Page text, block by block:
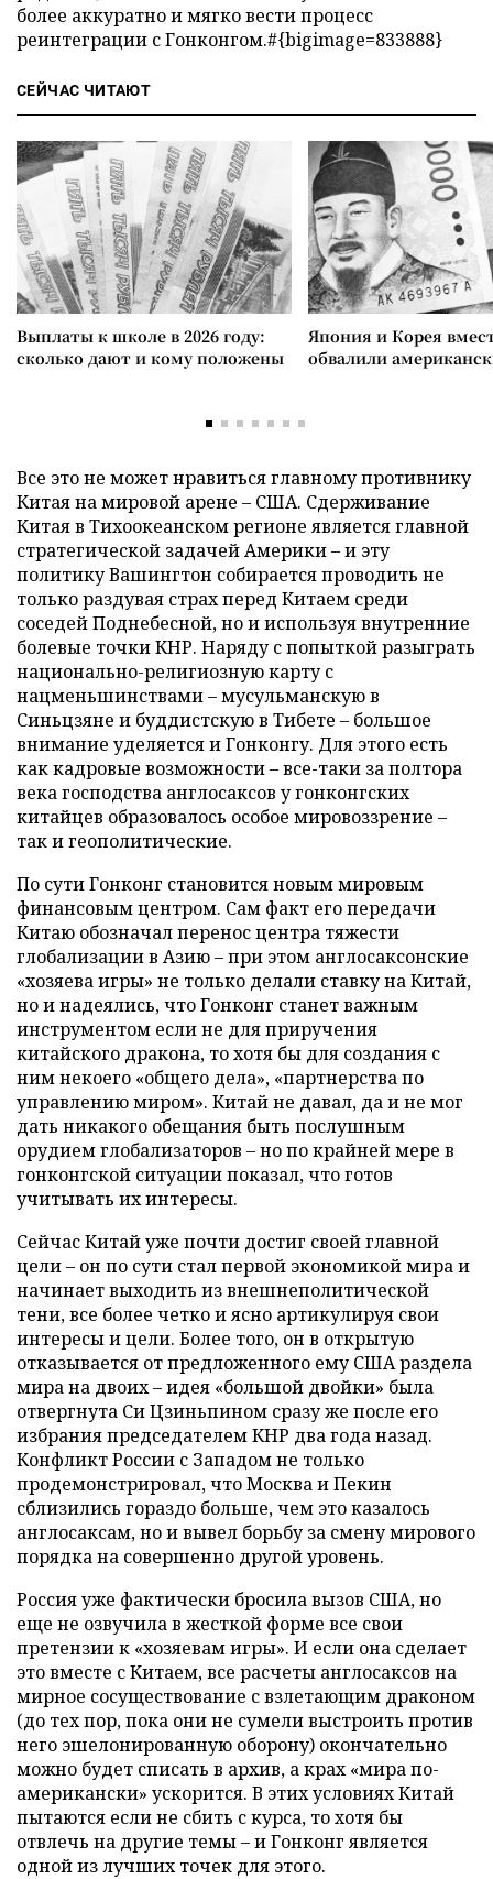
более аккуратно и мягко вести процесс
реинтеграции с Гонконгом.#{bigimage=833888}
СЕЙЧАС ЧИТАЮТ
Выплаты к школе в 2026 году:
сколько дают и кому положены
Япония и Корея
обвалили
Все это не может нравиться главному противнику
Китая на мировой арене – США. Сдерживание
Китая в Тихоокеанском регионе является главной
стратегической задачей Америки – и эту
политику Вашингтон собирается проводить не
только раздувая страх перед Китаем среди
соседей Поднебесной, но и используя внутренние
болевые точки КНР. Наряду с попыткой разыграть
национально-религиозную карту с
нацменьшинствами – мусульманскую в
Синьцзяне и буддистскую в Тибете – большое
внимание уделяется и Гонконгу. Для этого есть
как кадровые возможности – все-таки за полтора
века господства англосаксов у гонконгских
китайцев образовалось особое мировоззрение –
так и геополитические.
По сути Гонконг становится новым мировым
финансовым центром. Сам факт его передачи
Китаю обозначал перенос центра тяжести
глобализации в Азию – при этом англосаксонские
«хозяева игры» не только делали ставку на Китай,
но и надеялись, что Гонконг станет важным
инструментом если не для приручения
китайского дракона, то хотя бы для создания с
ним некоего «общего дела», «партнерства по
управлению миром». Китай не давал, да и не мог
дать никакого обещания быть послушным
орудием глобализаторов – но по крайней мере в
гонконгской ситуации показал, что готов
учитывать их интересы.
Сейчас Китай уже почти достиг своей главной
цели – он по сути стал первой экономикой мира и
начинает выходить из внешнеполитической
тени, все более четко и ясно артикулируя свои
интересы и цели. Более того, он в открытую
отказывается от предложенного ему США раздела
мира на двоих – идея «большой двойки» была
отвергнута Си Цзиньпином сразу же после его
избрания председателем КНР два года назад.
Конфликт России с Западом не только
продемонстрировал, что Москва и Пекин
сблизились гораздо больше, чем это казалось
англосаксам, но и вывел борьбу за смену мирового
порядка на совершенно другой уровень.
Россия уже фактически бросила вызов США, но
еще не озвучила в жесткой форме все свои
претензии к «хозяевам игры». И если она сделает
это вместе с Китаем, все расчеты англосаксов на
мирное сосуществование с взлетающим драконом
(до тех пор, пока они не сумели выстроить против
него эшелонированную оборону) окончательно
можно будет списать в архив, а крах «мира по-
американски» ускорится. В этих условиях Китай
пытаются если не сбить с курса, то хотя бы
отвлечь на другие темы – и Гонконг является
одной из лучших точек для этого.